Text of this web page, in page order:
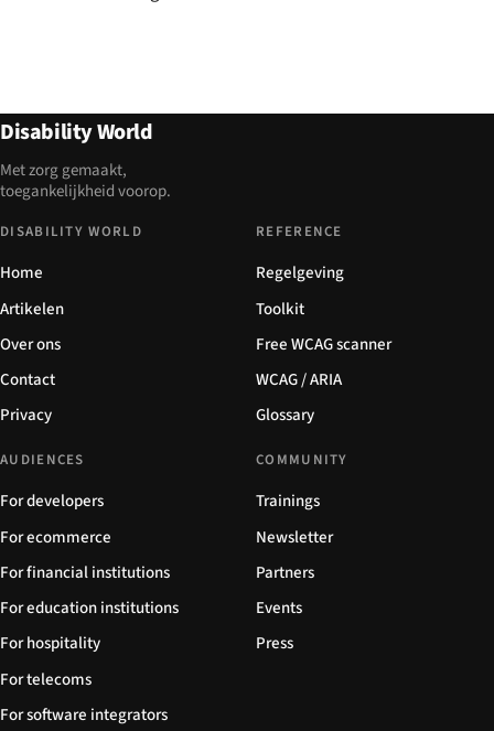
Disability World
Met zorg gemaakt,
toegankelijkheid voorop.
DISABILITY WORLD
Home
Artikelen
Over ons
Contact
Privacy
REFERENCE
Regelgeving
Toolkit
Free WCAG scanner
WCAG / ARIA
Glossary
AUDIENCES
For developers
For ecommerce
For financial institutions
For education institutions
For hospitality
For telecoms
For software integrators
COMMUNITY
Trainings
Newsletter
Partners
Events
Press